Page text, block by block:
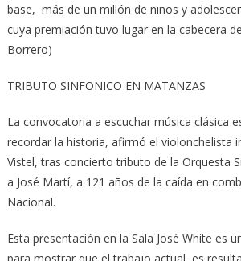
base, más de un millón de niños y
cuya premiación tuvo lugar en la cabecera
Borrero)
TRIBUTO SINFONICO EN MATANZAS
La convocatoria a escuchar música clásica
recordar la historia, afirmó el violonchelista
Vistel, tras concierto tributo de la Orquesta
a José Martí, a 121 años de la caída en
Nacional.
Esta presentación en la Sala José White es